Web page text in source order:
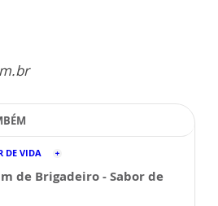
DE VIDA
de Brigadeiro - Sabor de